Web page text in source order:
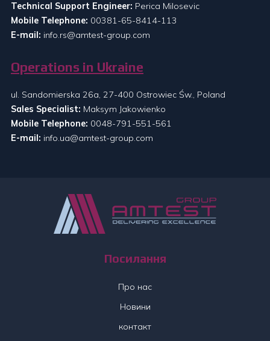
Technical Support Engineer: Perica Milosevic
Mobile Telephone: 00381-65-8414-113
E-mail: info.rs@amtest-group.com
Operations in Ukraine
ul. Sandomierska 26a, 27-400 Ostrowiec Św., Poland
Sales Specialist: Maksym Jakowienko
Mobile Telephone: 0048-791-551-561
E-mail: info.ua@amtest-group.com
Посилання
Про нас
Новини
контакт